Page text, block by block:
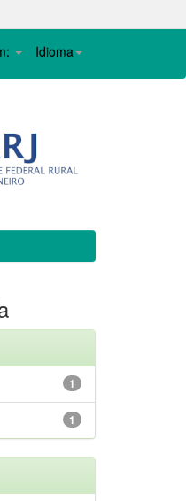
Idioma
1
1